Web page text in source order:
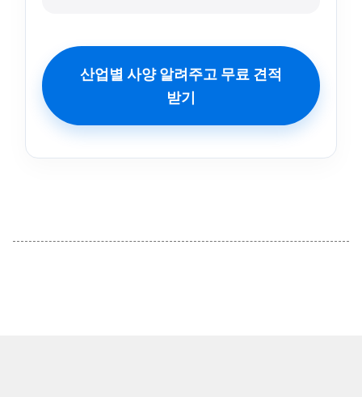
산업별 사양 알려주고 무료 견적
받기